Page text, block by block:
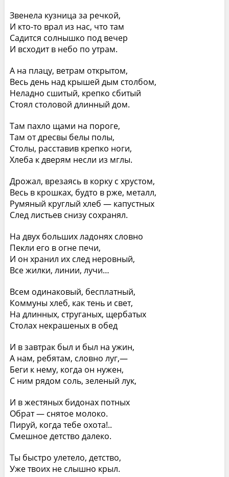
Звенела кузница за речкой,
И кто-то врал из нас, что там
Садится солнышко под вечер
И всходит в небо по утрам.
А на плацу, ветрам открытом,
Весь день над крышей дым столбом,
Неладно сшитый, крепко сбитый
Стоял столовой длинный дом.
Там пахло щами на пороге,
Там от дресвы белы полы,
Столы, расставив крепко ноги,
Хлеба к дверям несли из мглы.
Дрожал, врезаясь в корку с хрустом,
Весь в крошках, будто в рже, металл,
Румяный круглый хлеб — капустных
След листьев снизу сохранял.
На двух больших ладонях словно
Пекли его в огне печи,
И он хранил их след неровный,
Все жилки, линии, лучи…
Всем одинаковый, бесплатный,
Коммуны хлеб, как тень и свет,
На длинных, струганых, щербатых
Столах некрашеных в обед
И в завтрак был и был на ужин,
А нам, ребятам, словно луг,—
Беги к нему, когда он нужен,
С ним рядом соль, зеленый лук,
И в жестяных бидонах потных
Обрат — снятое молоко.
Пируй, когда тебе охота!..
Смешное детство далеко.
Ты быстро улетело, детство,
Уже твоих не слышно крыл.